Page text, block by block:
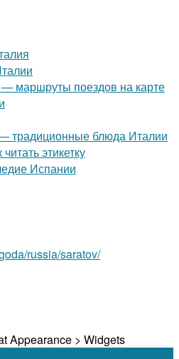
маршруты поездов на карте
традиционные блюда Италии
этикетку
Испании
russia/saratov/
Appearance > Widgets